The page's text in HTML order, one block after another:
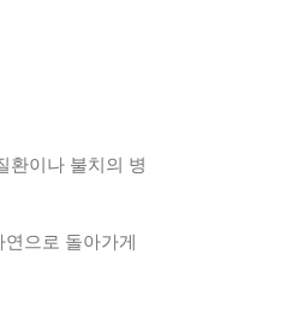
환이나 불치의 병
연으로 돌아가게